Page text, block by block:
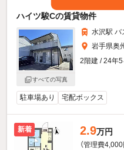
ハイツ駿Cの賃貸物件
すべての写真
水沢駅 バ
岩手県奥
2階建 / 24年
駐車場あり 宅配ボックス
新着 2.9万円
（管理費4,000